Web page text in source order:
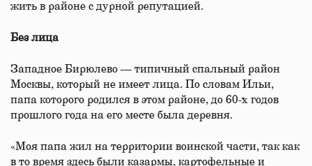
жить в районе с дурной репутацией.
Без лица
Западное Бирюлево — типичный спальный район
Москвы, который не имеет лица. По словам Ильи,
папа которого родился в этом районе, до 60-х годов
прошлого года на его месте была деревня.
«Моя папа жил на территории воинской части, так как
в то время здесь были казармы, картофельные и